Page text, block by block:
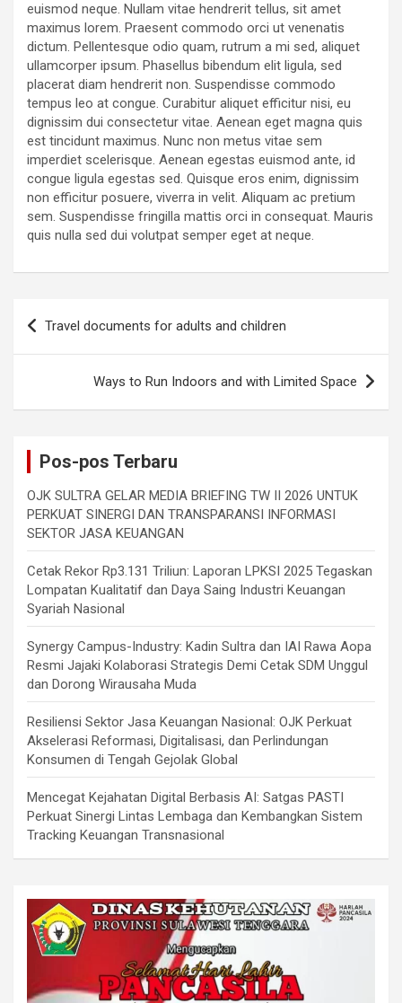
euismod neque. Nullam vitae hendrerit tellus, sit amet
maximus lorem. Praesent commodo orci ut venenatis
dictum. Pellentesque odio quam, rutrum a mi sed, aliquet
ullamcorper ipsum. Phasellus bibendum elit ligula, sed
placerat diam hendrerit non. Suspendisse commodo
tempus leo at congue. Curabitur aliquet efficitur nisi, eu
dignissim dui consectetur vitae. Aenean eget magna quis
est tincidunt maximus. Nunc non metus vitae sem
imperdiet scelerisque. Aenean egestas euismod ante, id
congue ligula egestas sed. Quisque eros enim, dignissim
non efficitur posuere, viverra in velit. Aliquam ac pretium
sem. Suspendisse fringilla mattis orci in consequat. Mauris
quis nulla sed dui volutpat semper eget at neque.
Navigasi
pos
Travel documents for adults and children
Ways to Run Indoors and with Limited Space
Pos-pos Terbaru
OJK SULTRA GELAR MEDIA BRIEFING TW II 2026 UNTUK
PERKUAT SINERGI DAN TRANSPARANSI INFORMASI
SEKTOR JASA KEUANGAN
Cetak Rekor Rp3.131 Triliun: Laporan LPKSI 2025 Tegaskan
Lompatan Kualitatif dan Daya Saing Industri Keuangan
Syariah Nasional
Synergy Campus-Industry: Kadin Sultra dan IAI Rawa Aopa
Resmi Jajaki Kolaborasi Strategis Demi Cetak SDM Unggul
dan Dorong Wirausaha Muda
Resiliensi Sektor Jasa Keuangan Nasional: OJK Perkuat
Akselerasi Reformasi, Digitalisasi, dan Perlindungan
Konsumen di Tengah Gejolak Global
Mencegat Kejahatan Digital Berbasis AI: Satgas PASTI
Perkuat Sinergi Lintas Lembaga dan Kembangkan Sistem
Tracking Keuangan Transnasional